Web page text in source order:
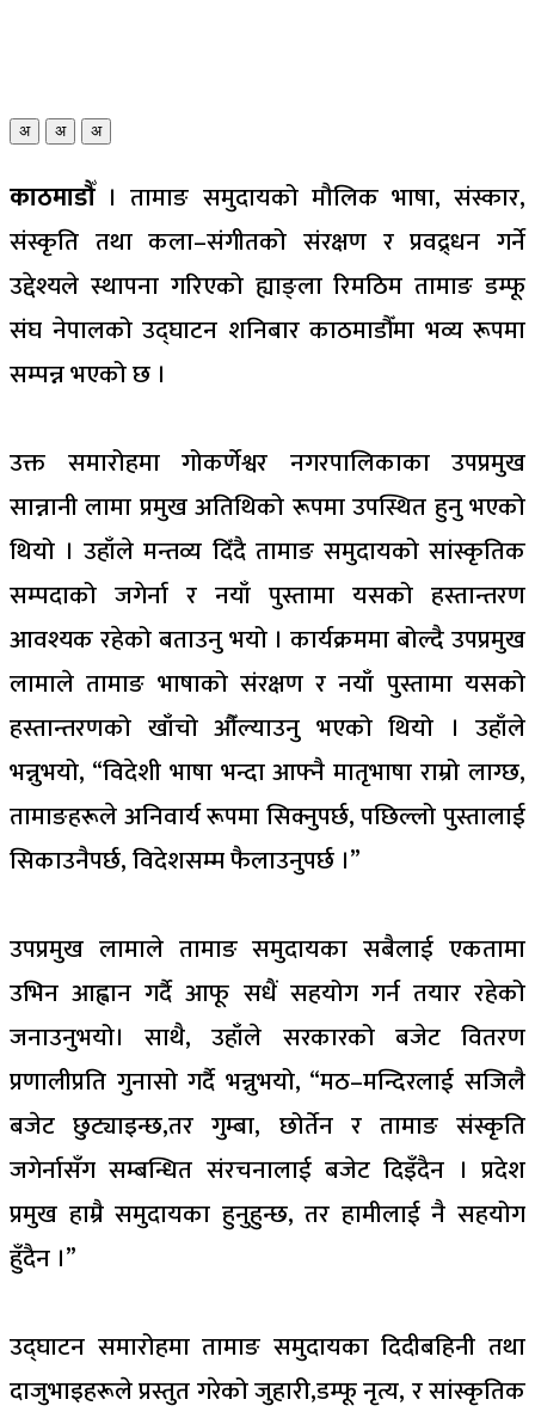
अ अ अ
काठमाडौँ। तामाङ समुदायको मौलिक भाषा, संस्कार,
संस्कृति तथा कला–संगीतको संरक्षण र प्रवद्र्धन गर्ने
उद्देश्यले स्थापना गरिएको ह्याङ्ला रिमठिम तामाङ डम्फू
संघ नेपालको उद्घाटन शनिबार काठमाडौँमा भव्य रूपमा
सम्पन्न भएको छ ।
उक्त समारोहमा गोकर्णेश्वर नगरपालिकाका उपप्रमुख
सान्नानी लामा प्रमुख अतिथिको रूपमा उपस्थित हुनु भएको
थियो । उहाँले मन्तव्य दिँदै तामाङ समुदायको सांस्कृतिक
सम्पदाको जगेर्ना र नयाँ पुस्तामा यसको हस्तान्तरण
आवश्यक रहेको बताउनु भयो । कार्यक्रममा बोल्दै उपप्रमुख
लामाले तामाङ भाषाको संरक्षण र नयाँ पुस्तामा यसको
हस्तान्तरणको खाँचो औँल्याउनु भएको थियो । उहाँले
भन्नुभयो, “विदेशी भाषा भन्दा आफ्नै मातृभाषा राम्रो लाग्छ,
तामाङहरूले अनिवार्य रूपमा सिक्नुपर्छ, पछिल्लो पुस्तालाई
सिकाउनैपर्छ, विदेशसम्म फैलाउनुपर्छ ।”
उपप्रमुख लामाले तामाङ समुदायका सबैलाई एकतामा
उभिन आह्वान गर्दै आफू सधैं सहयोग गर्न तयार रहेको
जनाउनुभयो। साथै, उहाँले सरकारको बजेट वितरण
प्रणालीप्रति गुनासो गर्दै भन्नुभयो, “मठ–मन्दिरलाई सजिलै
बजेट छुट्याइन्छ,तर गुम्बा, छोर्तेन र तामाङ संस्कृति
जगेर्नासँग सम्बन्धित संरचनालाई बजेट दिइँदैन । प्रदेश
प्रमुख हाम्रै समुदायका हुनुहुन्छ, तर हामीलाई नै सहयोग
हुँदैन ।”
उद्घाटन समारोहमा तामाङ समुदायका दिदीबहिनी तथा
दाजुभाइहरूले प्रस्तुत गरेको जुहारी,डम्फू नृत्य, र सांस्कृतिक